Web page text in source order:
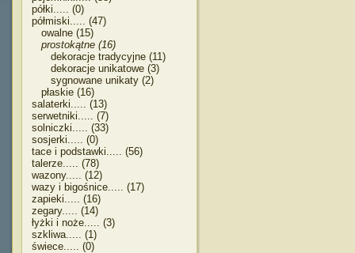
półki..... (0)
półmiski..... (47)
owalne (15)
prostokątne (16)
dekoracje tradycyjne (11)
dekoracje unikatowe (3)
sygnowane unikaty (2)
płaskie (16)
salaterki..... (13)
serwetniki..... (7)
solniczki..... (33)
sosjerki..... (0)
tace i podstawki..... (56)
talerze..... (78)
wazony..... (12)
wazy i bigośnice..... (17)
zapieki..... (16)
zegary..... (14)
łyżki i noże..... (3)
szkliwa..... (1)
świece..... (0)